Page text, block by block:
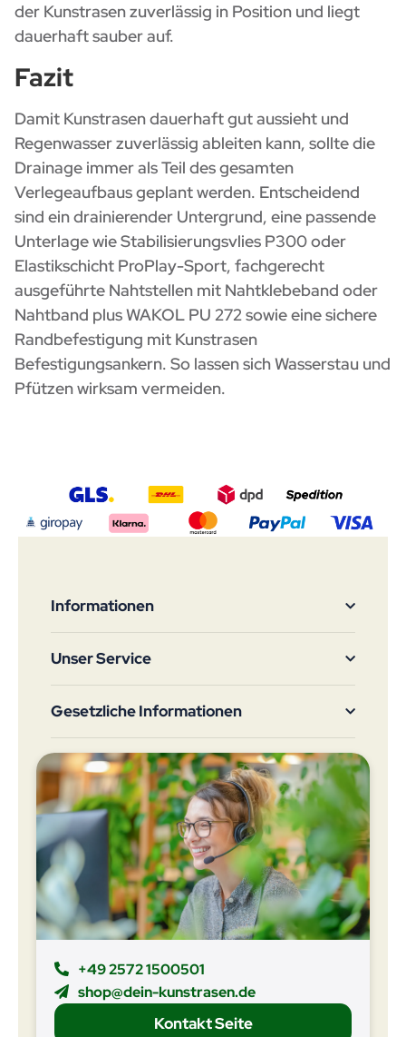
der Kunstrasen zuverlässig in Position und liegt
dauerhaft sauber auf.
Fazit
Damit Kunstrasen dauerhaft gut aussieht und
Regenwasser zuverlässig ableiten kann, sollte die
Drainage immer als Teil des gesamten
Verlegeaufbaus geplant werden. Entscheidend
sind ein drainierender Untergrund, eine passende
Unterlage wieStabilisierungsvlies P300oder
Elastikschicht ProPlay-Sport, fachgerecht
ausgeführte Nahtstellen mit Nahtklebeband oder
Nahtband plus WAKOL PU 272sowie eine sichere
Randbefestigung mit Kunstrasen
Befestigungsankern. So lassen sich Wasserstau und
Pfützen wirksam vermeiden.
Informationen
Unser Service
Gesetzliche Informationen
+49 2572 1500501
shop@dein-kunstrasen.de
Kontakt Seite